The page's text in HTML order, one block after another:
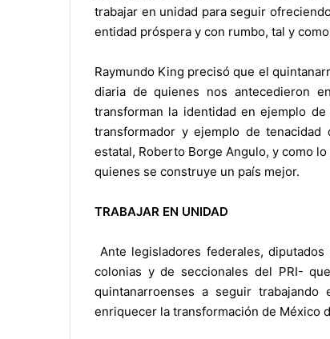
trabajar en unidad para seguir
entidad próspera y con rumbo, tal y
Raymundo King precisó que el
diaria de quienes nos antecedieron
transforman la identidad en ejemplo
transformador y ejemplo de
estatal, Roberto Borge Angulo, y como
quienes se construye un país mejor.
TRABAJAR EN UNIDAD
Ante legisladores federales,
colonias y de seccionales del PRI-
quintanarroenses a seguir
enriquecer la transformación de México